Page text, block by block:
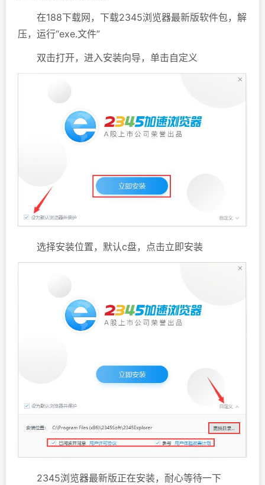
在188下载网，下载2345浏览器最新版软件包，解
压，运行“exe.文件”
双击打开，进入安装向导，单击自定义
选择安装位置，默认c盘，点击立即安装
2345浏览器最新版正在安装，耐心等待一下